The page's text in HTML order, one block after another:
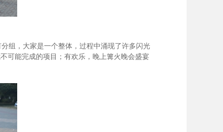
组，大家是一个整体，过程中涌现了许多闪光
可能完成的项目；有欢乐，晚上篝火晚会盛宴